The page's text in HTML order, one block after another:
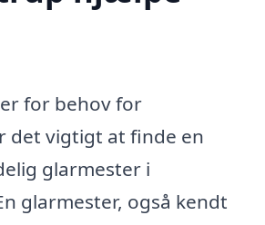
for behov for
det vigtigt at finde en
glarmester i
glarmester, også kendt